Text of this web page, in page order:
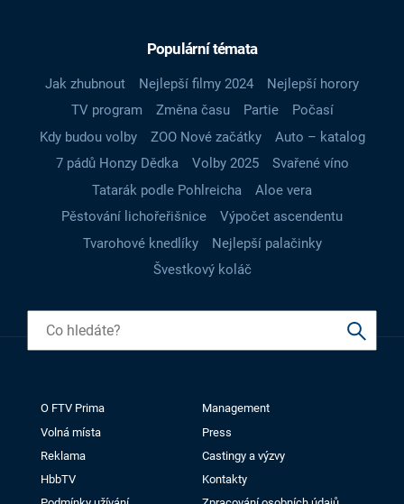
Populární témata
Jak zhubnout Nejlepší filmy 2024
Nejlepší horory
TV program
Změna času Partie
Počasí
Kdy budou volby
ZOO Nové začátky
Auto – katalog
7 pádů Honzy Dědka
Volby 2025
Svařené víno
Tatarák podle Pohlreicha
Aloe vera
Pěstování lichořeřišnice
Výpočet ascendentu
Tvarohové knedlíky
Nejlepší palačinky
Švestkový koláč
O FTV Prima
Management
Volná místa
Press
Reklama
Castingy a výzvy
HbbTV
Kontakty